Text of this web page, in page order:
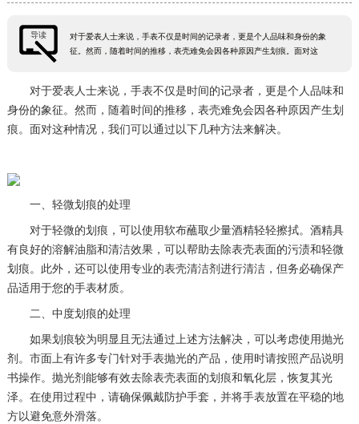
导读
对于爱表人士来说，手表不仅是时间的记录者，更是个人品味和身份的象
征。然而，随着时间的推移，表壳难免会因各种原因产生划痕。面对这
对于爱表人士来说，手表不仅是时间的记录者，更是个人品味和
身份的象征。然而，随着时间的推移，表壳难免会因各种原因产生划
痕。面对这种情况，我们可以通过以下几种方法来解决。
一、轻微划痕的处理
对于轻微的划痕，可以使用软布蘸取少量酒精轻轻擦拭。酒精具
有良好的溶解油脂和清洁效果，可以帮助去除表壳表面的污渍和轻微
划痕。此外，还可以使用专业的表壳清洁剂进行清洁，但务必确保产
品适用于您的手表材质。
二、中度划痕的处理
如果划痕较为明显且无法通过上述方法解决，可以考虑使用抛光
剂。市面上有许多专门针对手表抛光的产品，使用时请按照产品说明
书操作。抛光剂能够有效去除表壳表面的划痕和氧化层，恢复其光
泽。在使用过程中，请确保佩戴防护手套，并将手表放置在平稳的地
方以避免意外滑落。